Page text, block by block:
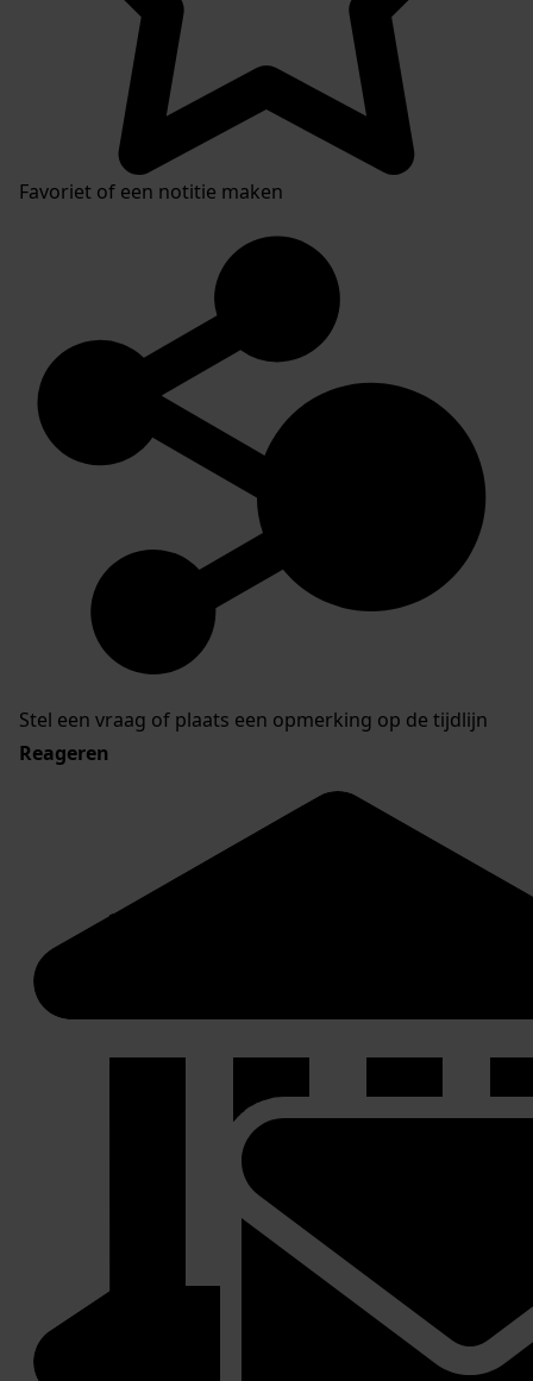
Inventaris van de archieven van dorpen Nibbixwoud
en Hauwert en de gemeente Nibbixwoud
Favoriet of een notitie maken
Stel een vraag of plaats een opmerking op de tijdlijn
Reageren